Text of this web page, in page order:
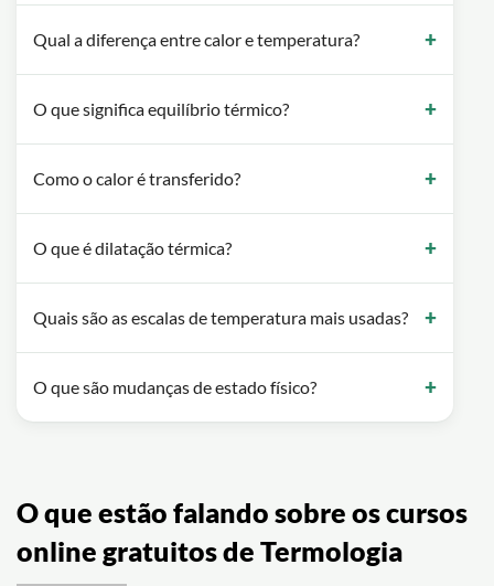
Qual a diferença entre calor e temperatura?
O que significa equilíbrio térmico?
Como o calor é transferido?
O que é dilatação térmica?
Quais são as escalas de temperatura mais usadas?
O que são mudanças de estado físico?
O que estão falando sobre os cursos
online gratuitos de Termologia